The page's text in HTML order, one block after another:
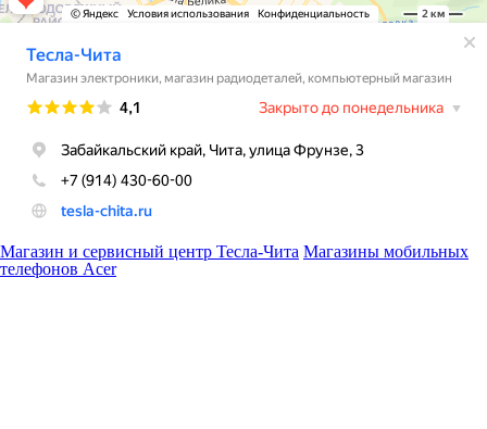
Магазин и сервисный центр Тесла-Чита Магазины мобильных
телефонов Acer